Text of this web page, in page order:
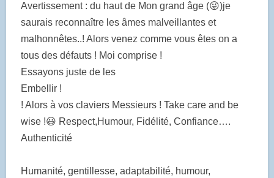
Avertissement : du haut de Mon grand âge (😜)je
saurais reconnaître les âmes malveillantes et
malhonnêtes..! Alors venez comme vous êtes on a
tous des défauts ! Moi comprise !
Essayons juste de les
Embellir !
! Alors à vos claviers Messieurs ! Take care and be
wise !😃 Respect,Humour, Fidélité, Confiance….
Authenticité
Humanité, gentillesse, adaptabilité, humour,